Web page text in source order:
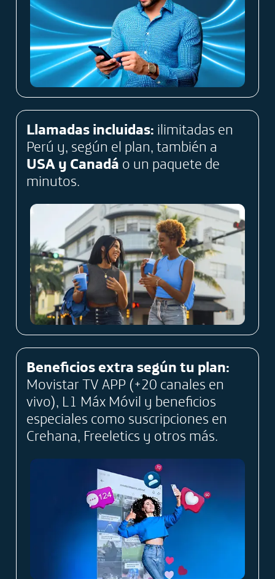
Llamadas incluidas:​ ilimitadas en
Perú y, según el plan, también a ​
USA y Canadá​ o un paquete de
minutos.​
Beneficios extra según tu plan:
Movistar TV APP (+20 canales en
vivo), L1 Máx Móvil y beneficios
especiales como suscripciones en
Crehana, Freeletics y otros más.